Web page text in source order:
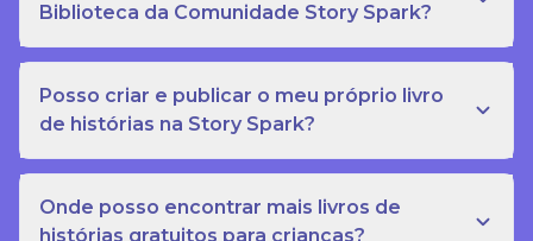
Biblioteca da Comunidade Story Spark?
Posso criar e publicar o meu próprio livro
de histórias na Story Spark?
Onde posso encontrar mais livros de
histórias gratuitos para crianças?